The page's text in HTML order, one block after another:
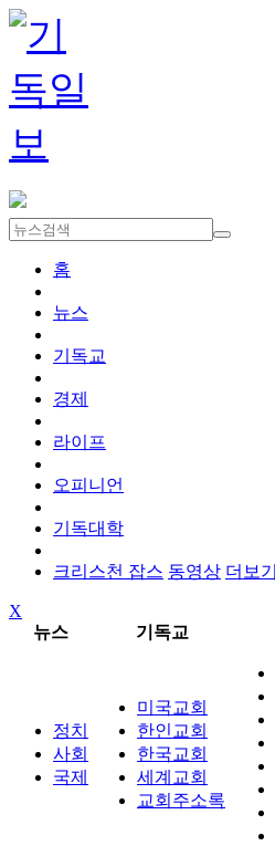
홈
뉴스
기독교
경제
라이프
오피니언
기독대학
크리스천 잡스 동영상 더보기
X
뉴스
기독교
정치
사회
국제
미국교회
한인교회
한국교회
세계교회
교회주소록